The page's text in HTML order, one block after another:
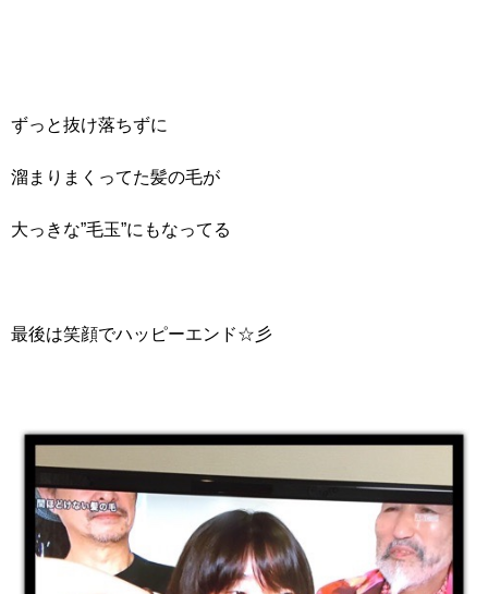
ずっと抜け落ちずに
溜まりまくってた髪の毛が
大っきな”毛玉”にもなってる
最後は笑顔でハッピーエンド☆彡